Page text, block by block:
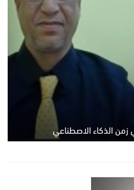
زمن الذكاء الاصطناعي